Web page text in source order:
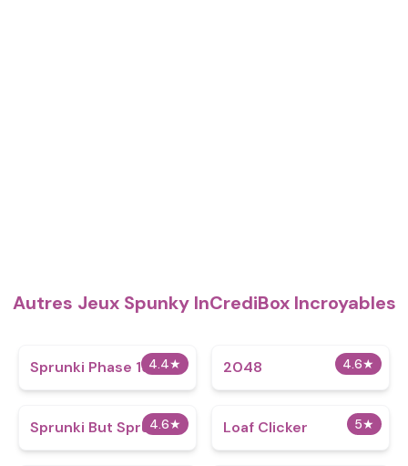
Autres Jeux Spunky InCrediBox Incroyables
4.4★
Sprunki Phase 19 4.6★
2048
4.6★
Sprunki But Spruced 5★
Loaf Clicker